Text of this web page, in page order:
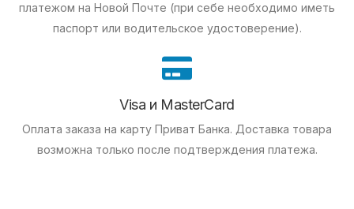
платежом на Новой Почте (при себе необходимо иметь
паспорт или водительское удостоверение).
Visa и MasterCard
Оплата заказа на карту Приват Банка. Доставка товара
возможна только после подтверждения платежа.